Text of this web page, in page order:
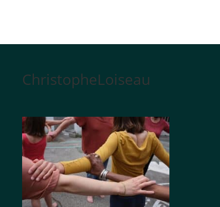
ChristopheLoiseau